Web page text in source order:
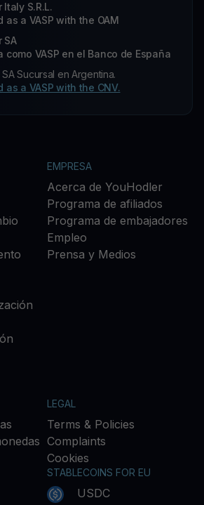
S.R.L.
as a VASP with the OAM
SA
como VASP en el Banco de España
Sucursal en Argentina.
as a VASP with the CNV.
EMPRESA
Acerca de YouHodler
Programa de afiliados
Programa de embajadores
Empleo
Prensa y Medios
LEGAL
Terms & Policies
Complaints
Cookies
STABLECOINS FOR EU
USDC